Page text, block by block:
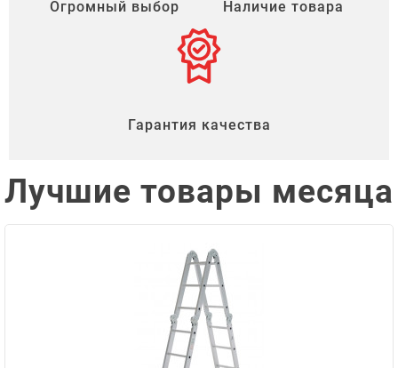
Огромный выбор Наличие товара
Гарантия качества
Лучшие товары месяца